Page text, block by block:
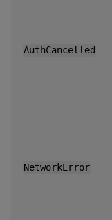
AuthCancelled
NetworkError